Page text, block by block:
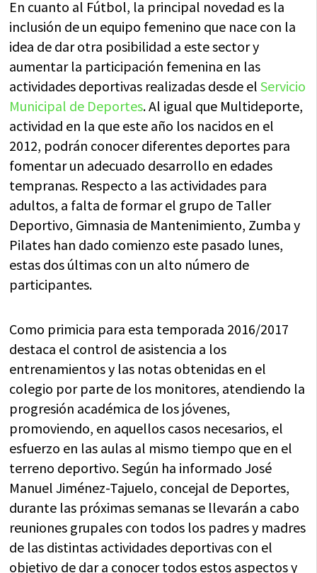
En cuanto al Fútbol, la principal novedad es la
inclusión de un equipo femenino que nace con la
idea de dar otra posibilidad a este sector y
aumentar la participación femenina en las
actividades deportivas realizadas desde elServicio
Municipal de Deportes. Al igual que Multideporte,
actividad en la que este año los nacidos en el
2012, podrán conocer diferentes deportes para
fomentar un adecuado desarrollo en edades
tempranas. Respecto a las actividades para
adultos, a falta de formar el grupo de Taller
Deportivo, Gimnasia de Mantenimiento, Zumba y
Pilates han dado comienzo este pasado lunes,
estas dos últimas con un alto número de
participantes.
Como primicia para esta temporada 2016/2017
destaca el control de asistencia a los
entrenamientos y las notas obtenidas en el
colegio por parte de los monitores, atendiendo la
progresión académica de los jóvenes,
promoviendo, en aquellos casos necesarios, el
esfuerzo en las aulas al mismo tiempo que en el
terreno deportivo. Según ha informado José
Manuel Jiménez-Tajuelo, concejal de Deportes,
durante las próximas semanas se llevarán a cabo
reuniones grupales con todos los padres y madres
de las distintas actividades deportivas con el
objetivo de dar a conocer todos estos aspectos y